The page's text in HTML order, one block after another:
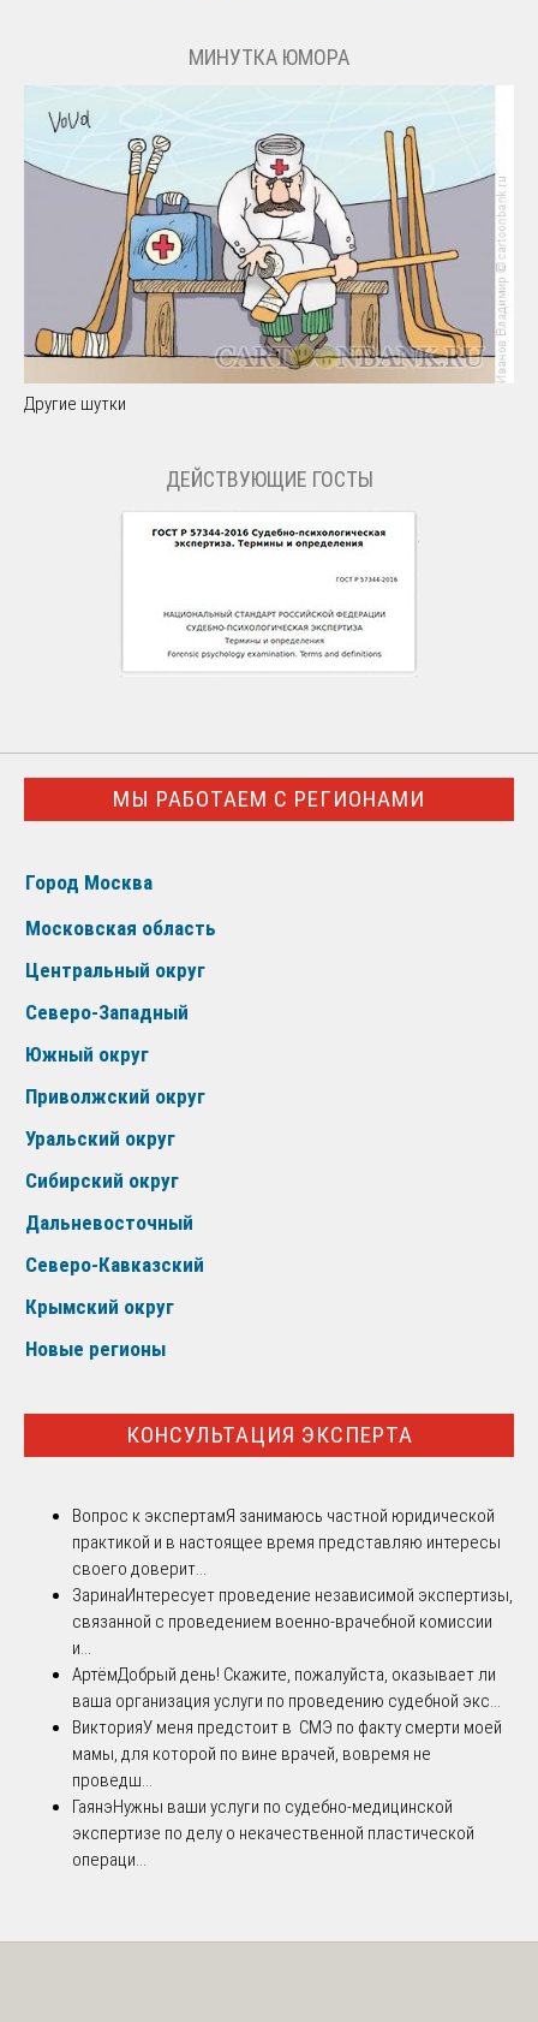
МИНУТКА ЮМОРА
Другие шутки
ДЕЙСТВУЮЩИЕ ГОСТЫ
МЫ РАБОТАЕМ С РЕГИОНАМИ
Город Москва
Московская область
Центральный округ
Северо-Западный
Южный округ
Приволжский округ
Уральский округ
Сибирский округ
Дальневосточный
Северо-Кавказский
Крымский округ
Новые регионы
КОНСУЛЬТАЦИЯ ЭКСПЕРТА
Вопрос к экспертамЯ занимаюсь частной юридической
практикой и в настоящее время представляю интересы
своего доверит...
ЗаринаИнтересует проведение независимой экспертизы,
связанной с проведением военно-врачебной комиссии
и...
АртёмДобрый день! Скажите, пожалуйста, оказывает ли
ваша организация услуги по проведению судебной экс...
ВикторияУ меня предстоит в СМЭ по факту смерти моей
мамы, для которой по вине врачей, вовремя не
проведш...
ГаянэНужны ваши услуги по судебно-медицинской
экспертизе по делу о некачественной пластической
операци...